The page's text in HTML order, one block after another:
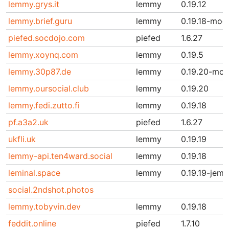
lemmy.grys.it
lemmy
0.19.12
lemmy.brief.guru
lemmy
0.19.18-
piefed.socdojo.com
piefed
1.6.27
lemmy.xoynq.com
lemmy
0.19.5
lemmy.30p87.de
lemmy
0.19.20-
lemmy.oursocial.club
lemmy
0.19.20
lemmy.fedi.zutto.fi
lemmy
0.19.18
pf.a3a2.uk
piefed
1.6.27
ukfli.uk
lemmy
0.19.19
lemmy-api.ten4ward.social
lemmy
0.19.18
leminal.space
lemmy
0.19.19-
social.2ndshot.photos
lemmy.tobyvin.dev
lemmy
0.19.18
feddit.online
piefed
1.7.10